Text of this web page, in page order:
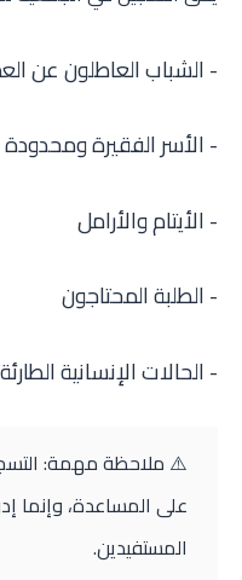
- الشباب العاطلون عن
- الأسر الفقيرة
- الأيتام والأرامل
- الطلبة المحتاجون
- الحالات الإنسانية الطارئة
⚠️ ملاحظة مهمة:
على المساعدة، وإنما
المستفيدين.